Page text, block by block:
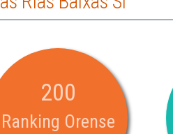
200
Ranking Orense